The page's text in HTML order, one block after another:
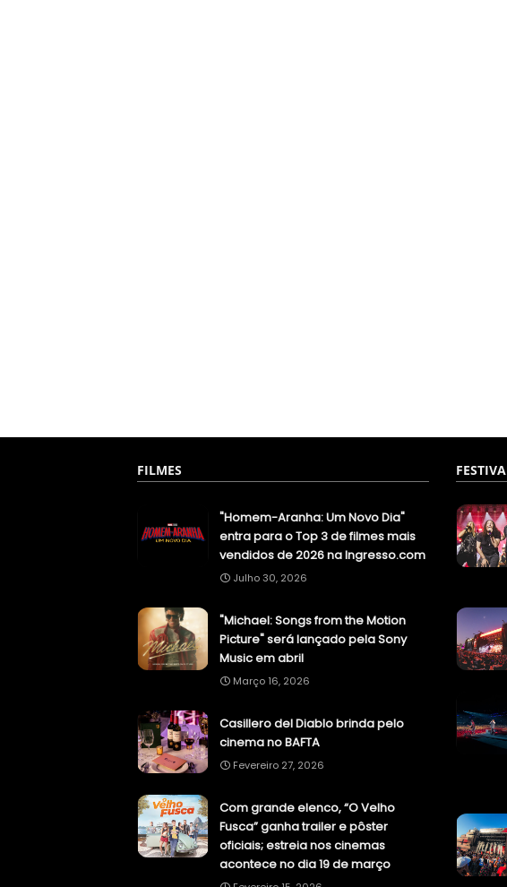
FILMES
"Homem-Aranha: Um Novo Dia"
entra para o Top 3 de filmes mais
vendidos de 2026 na Ingresso.com
Julho 30, 2026
"Michael: Songs from the Motion
Picture" será lançado pela Sony
Music em abril
Março 16, 2026
Casillero del Diablo brinda pelo
cinema no BAFTA
Fevereiro 27, 2026
Com grande elenco, “O Velho
Fusca” ganha trailer e pôster
oficiais; estreia nos cinemas
acontece no dia 19 de março